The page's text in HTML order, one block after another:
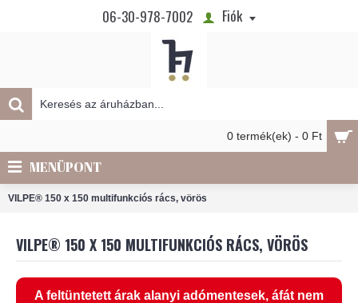
06-30-978-7002 Fiók
0 termék(ek) - 0 Ft
MENÜPONT
VILPE® 150 x 150 multifunkciós rács, vörös
VILPE® 150 X 150 MULTIFUNKCIÓS RÁCS, VÖRÖS
A feltüntetett árak alanyi adómentesek, áfát nem